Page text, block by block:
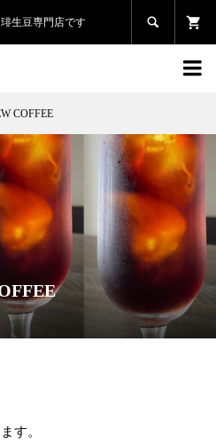
生豆専門店です 

COFFEE
す。